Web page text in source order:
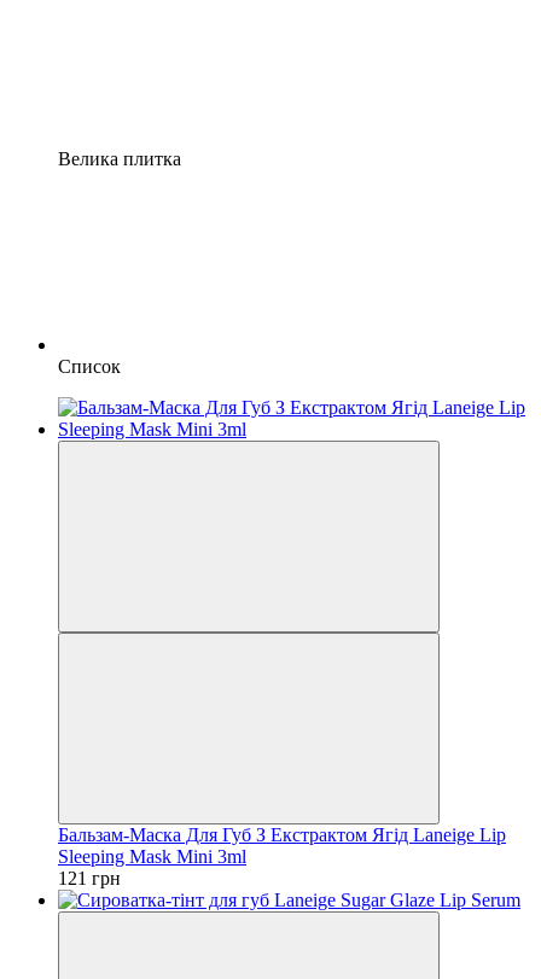
Велика плитка
Список
Бальзам-Маска Для Губ З Екстрактом Ягід Laneige Lip
Sleeping Mask Mini 3ml
121 грн